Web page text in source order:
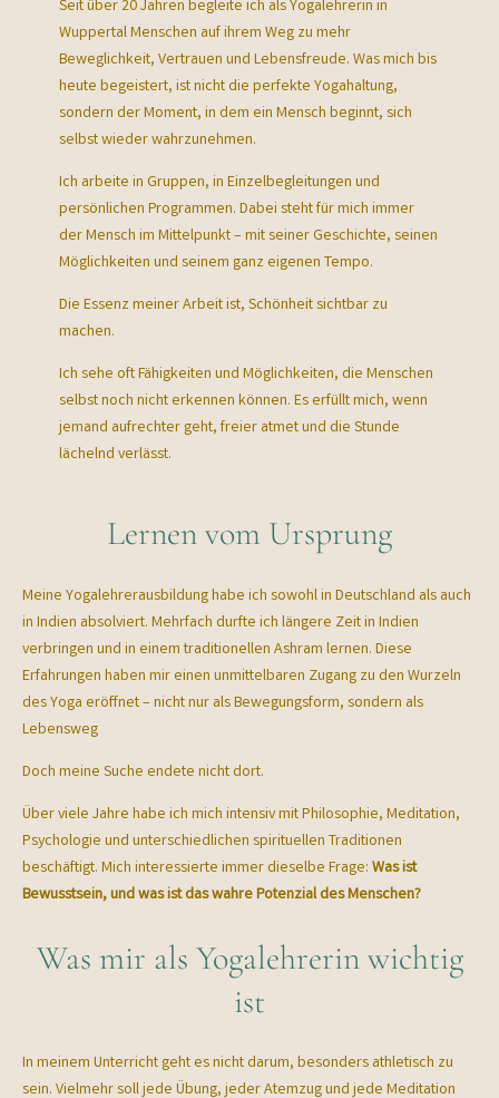
Seit über 20 Jahren begleite ich als Yogalehrerin in
Wuppertal Menschen auf ihrem Weg zu mehr
Beweglichkeit, Vertrauen und Lebensfreude. Was mich bis
heute begeistert, ist nicht die perfekte Yogahaltung,
sondern der Moment, in dem ein Mensch beginnt, sich
selbst wieder wahrzunehmen.
Ich arbeite in Gruppen, in Einzelbegleitungen und
persönlichen Programmen. Dabei steht für mich immer
der Mensch im Mittelpunkt – mit seiner Geschichte, seinen
Möglichkeiten und seinem ganz eigenen Tempo.
Die Essenz meiner Arbeit ist, Schönheit sichtbar zu
machen.
Ich sehe oft Fähigkeiten und Möglichkeiten, die Menschen
selbst noch nicht erkennen können. Es erfüllt mich, wenn
jemand aufrechter geht, freier atmet und die Stunde
lächelnd verlässt.
Lernen vom Ursprung
Meine Yogalehrerausbildung habe ich sowohl in Deutschland als auch
in Indien absolviert. Mehrfach durfte ich längere Zeit in Indien
verbringen und in einem traditionellen Ashram lernen. Diese
Erfahrungen haben mir einen unmittelbaren Zugang zu den Wurzeln
des Yoga eröffnet – nicht nur als Bewegungsform, sondern als
Lebensweg
Doch meine Suche endete nicht dort.
Über viele Jahre habe ich mich intensiv mit Philosophie, Meditation,
Psychologie und unterschiedlichen spirituellen Traditionen
beschäftigt. Mich interessierte immer dieselbe Frage: Was ist
Bewusstsein, und was ist das wahre Potenzial des Menschen?
Was mir als Yogalehrerin wichtig
ist
In meinem Unterricht geht es nicht darum, besonders athletisch zu
sein. Vielmehr soll jede Übung, jeder Atemzug und jede Meditation